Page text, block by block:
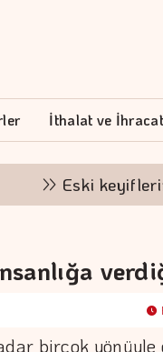
İthalat ve İhracat
Eski keyiflerin, yeni
birçok yönüyle